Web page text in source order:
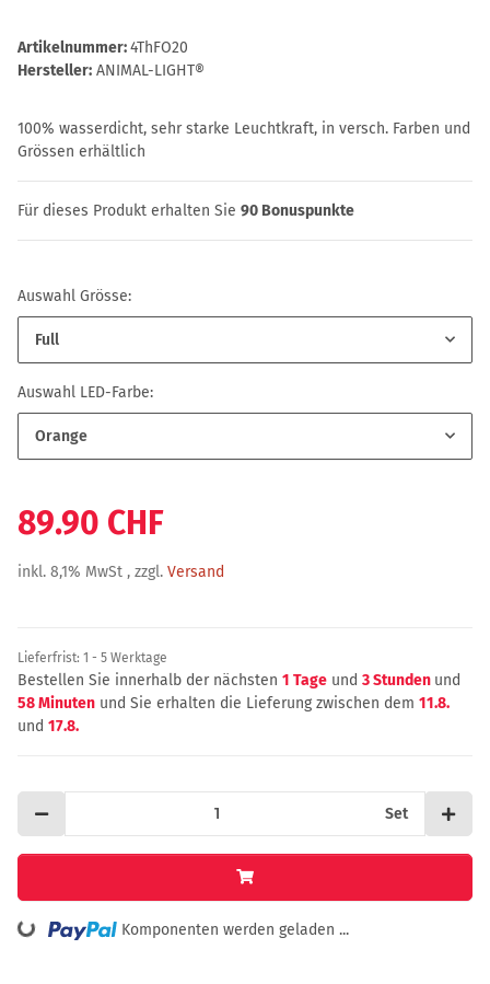
Artikelnummer:4ThFO20
Hersteller: ANIMAL-LIGHT®
100% wasserdicht, sehr starke Leuchtkraft, in versch. Farben und
Grössen erhältlich
Für dieses Produkt erhalten Sie 90 Bonuspunkte
Auswahl Grösse:
Full
Auswahl LED-Farbe:
Orange
89.90 CHF
inkl. 8,1% MwSt , zzgl. Versand
Lieferfrist: 1 - 5 Werktage
Bestellen Sie innerhalb der nächsten 1 Tage und 3 Stunden und
58 Minuten und Sie erhalten die Lieferung zwischen dem 11.8.
und 17.8.
Set
Komponenten werden geladen ...